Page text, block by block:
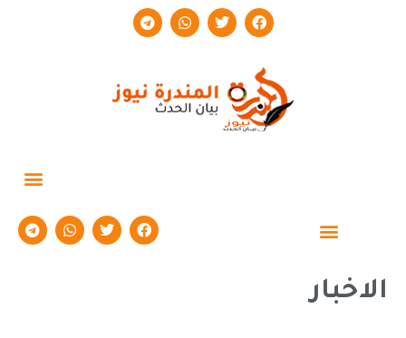
الاخبار